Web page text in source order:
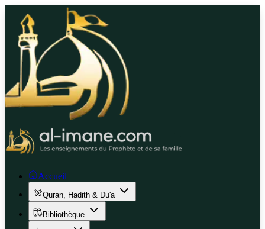
Accueil
Quran, Hadith & Du'a
Bibliothèque